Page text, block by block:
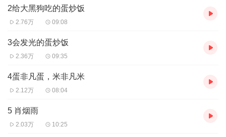
2给大黑狗吃的蛋炒饭
2.76万 09:08
3会发光的蛋炒饭
2.36万 09:35
4蛋非凡蛋，米非凡米
2.12万 08:04
5 肖烟雨
2.03万 10:25